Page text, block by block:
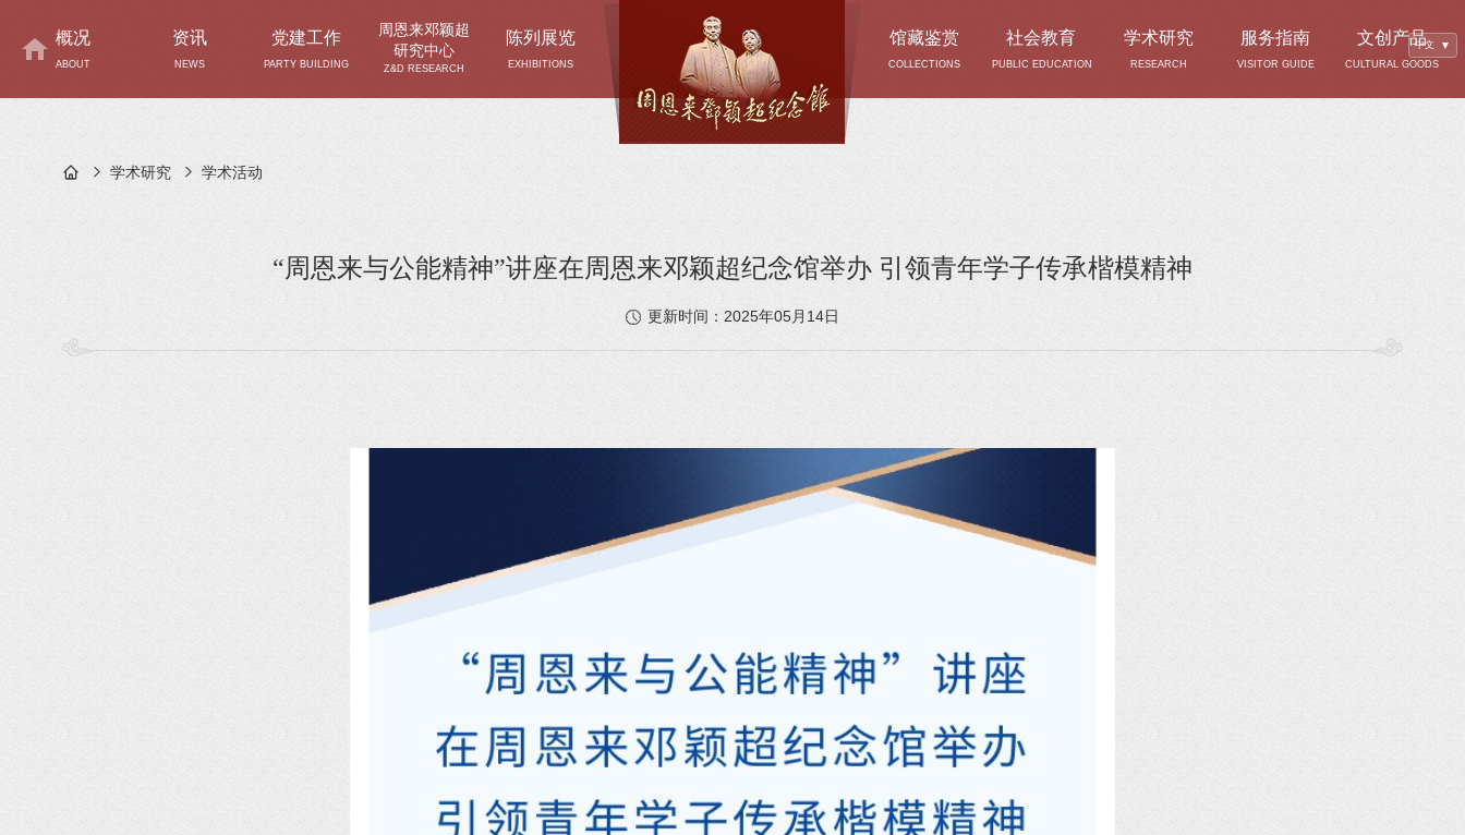
中文 ▼
概况
ABOUT
资讯
NEWS
党建工作
PARTY BUILDING
周恩来邓颖超
研究中心
Z&D RESEARCH
陈列展览
EXHIBITIONS
馆藏鉴赏
COLLECTIONS
社会教育
PUBLIC EDUCATION
学术研究
RESEARCH
服务指南
VISITOR GUIDE
文创产品
CULTURAL GOODS
学术研究 学术活动
“周恩来与公能精神”讲座在周恩来邓颖超纪念馆举办 引领青年学子传承楷模精神
更新时间： 2025年05月14日